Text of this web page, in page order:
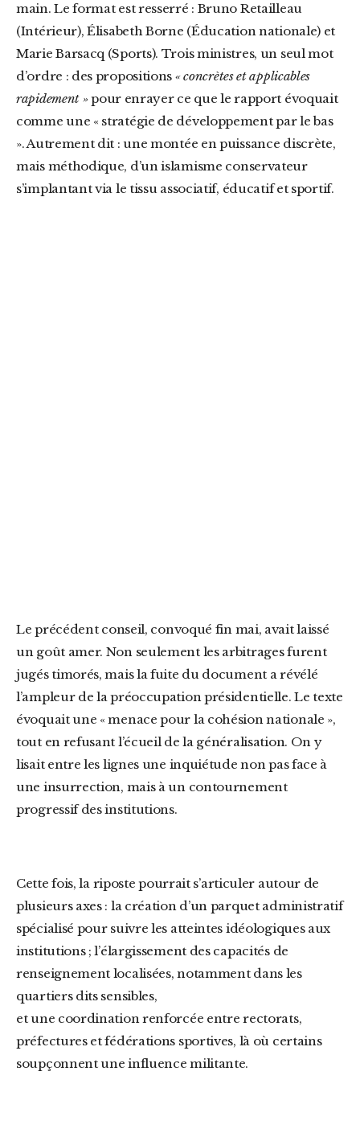
main. Le format est resserré : Bruno Retailleau
(Intérieur), Élisabeth Borne (Éducation nationale) et
Marie Barsacq (Sports). Trois ministres, un seul mot
d’ordre : des propositions « concrètes et applicables
rapidement » pour enrayer ce que le rapport évoquait
comme une « stratégie de développement par le bas
». Autrement dit : une montée en puissance discrète,
mais méthodique, d’un islamisme conservateur
s’implantant via le tissu associatif, éducatif et sportif.
Le précédent conseil, convoqué fin mai, avait laissé
un goût amer. Non seulement les arbitrages furent
jugés timorés, mais la fuite du document a révélé
l’ampleur de la préoccupation présidentielle. Le texte
évoquait une « menace pour la cohésion nationale »,
tout en refusant l’écueil de la généralisation. On y
lisait entre les lignes une inquiétude non pas face à
une insurrection, mais à un contournement
progressif des institutions.
Cette fois, la riposte pourrait s’articuler autour de
plusieurs axes : la création d’un parquet administratif
spécialisé pour suivre les atteintes idéologiques aux
institutions ; l’élargissement des capacités de
renseignement localisées, notamment dans les
quartiers dits sensibles,
et une coordination renforcée entre rectorats,
préfectures et fédérations sportives, là où certains
soupçonnent une influence militante.